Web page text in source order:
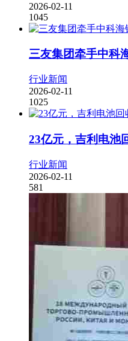
2026-02-11
1045
三友集团牵手中科
行业新闻
2026-02-11
1025
23亿元，吉利电池
行业新闻
2026-02-11
581